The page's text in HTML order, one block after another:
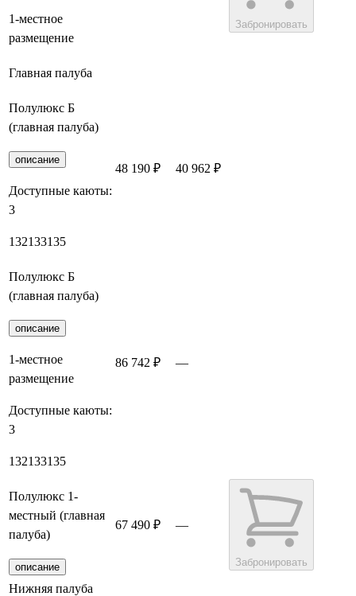
1-местное
размещение
Забронировать
Главная палуба
Полулюкс Б
(главная палуба)
описание
Доступные каюты:
3
132133135
48 190 ₽ 40 962 ₽
Полулюкс Б
(главная палуба)
описание
1-местное
размещение
Доступные каюты:
3
132133135
86 742 ₽ —
Полулюкс 1-
местный (главная
палуба)
описание
67 490 ₽ —
Забронировать
Нижняя палуба